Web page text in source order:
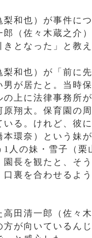
梨和也）が事件に
郎（佐々木蔵之介
きとなった」と教え
梨和也）が「前に
男が居たと。当時
の上に法律事務所
原翔太。保育園の
いる。けれど、彼
本環奈）という妹
1人の妹・雪子（栗
園長を観たと、そ
口裏を合わせるよ
田清一郎（佐々
方が向いているん